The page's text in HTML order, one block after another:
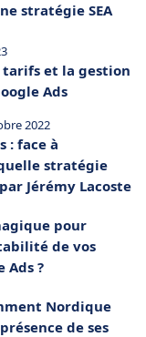
stratégie SEA
tarifs et la gestion
Ads
2022
: face à
stratégie
Jérémy Lacoste
pour
de vos
Ads ?
Nordique
de ses